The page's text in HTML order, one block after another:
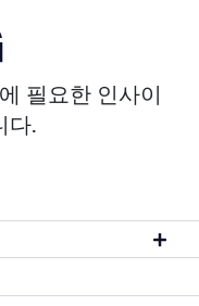
필요한 인사이
다.